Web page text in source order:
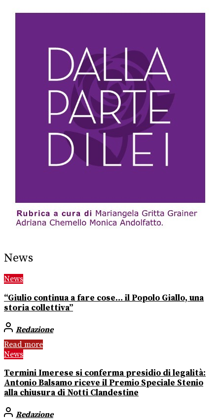
News
News
“Giulio continua a fare cose… il Popolo Giallo, una
storia collettiva”
Redazione
Read more
News
Termini Imerese si conferma presidio di legalità:
Antonio Balsamo riceve il Premio Speciale Stenio
alla chiusura di Notti Clandestine
Redazione